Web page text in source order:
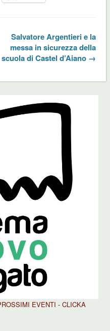
Salvatore Argentieri e la
messa in sicurezza della
scuola di Castel d’Aiano →
EVENTI - CLICKA